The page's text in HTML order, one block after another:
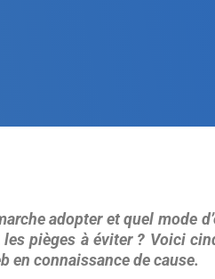
adopter et quel mode
les pièges à éviter ? Voici
en connaissance de cause.